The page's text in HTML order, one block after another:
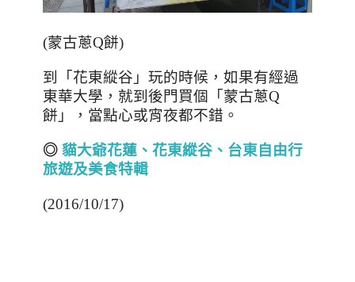
(蒙古蔥Q餅)
到「花東縱谷」玩的時候，如果有經過
東華大學，就到後門買個「蒙古蔥Q
餅」，當點心或宵夜都不錯。
◎ 貓大爺花蓮、花東縱谷、台東自由行
旅遊及美食特輯
(2016/10/17)